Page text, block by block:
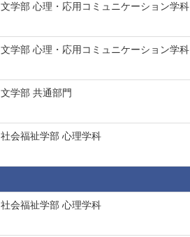
文学部 心理・応用コミュニケーション学科
文学部 心理・応用コミュニケーション学科
文学部 共通部門
社会福祉学部 心理学科
社会福祉学部 心理学科